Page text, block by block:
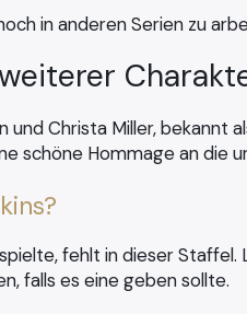
in anderen Serien zu
und Christa Miller,
schöne Hommage an die
fehlt in dieser
falls es eine geben sollte.